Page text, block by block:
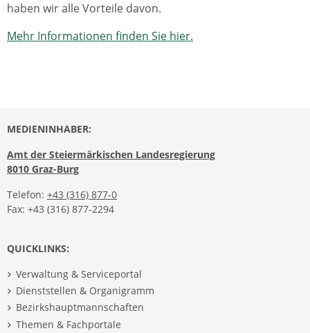
haben wir alle Vorteile davon.
Mehr Informationen finden Sie hier.
MEDIENINHABER:
Amt der Steiermärkischen Landesregierung
8010 Graz-Burg
Telefon: +43 (316) 877-0
Fax: +43 (316) 877-2294
QUICKLINKS:
Verwaltung & Serviceportal
Dienststellen & Organigramm
Bezirkshauptmannschaften
Themen & Fachportale